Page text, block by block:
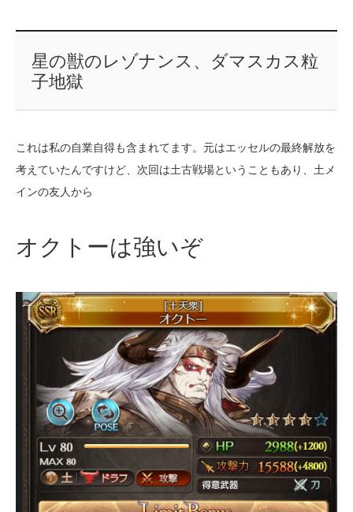
星の獣のレゾナンス、ダマスカス粒
子地獄
これは私の自業自得も含まれてます。元はエッセルの最終解放を
考えていたんですけど、次回は土古戦場ということもあり、土メ
インの友人から
オクトーは強いぞ